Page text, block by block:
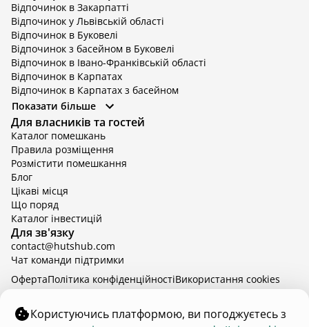
Відпочинок в Закарпатті
Відпочинок у Львівській області
Відпочинок в Буковелі
Відпочинок з басейном в Буковелі
Відпочинок в Івано-Франківській області
Відпочинок в Карпатах
Відпочинок в Карпатах з басейном
Відпочинок в Київській області
Відпочинок в Київській області з басейном
Відпочинок в Тернопільській області
Відпочинок у Вінницькій області
Відпочинок в Яремче
Відпочинок у Львівській області з басейном
Відпочинок з басейном в Тернопільській області
Показати більше
Для власників та гостей
Каталог помешкань
Правила розміщення
Розмістити помешкання
Блог
Цікаві місця
Що поряд
Каталог інвестицій
Для зв'язку
contact@hutshub.com
Чат команди підтримки
hutshub | ©2026
ОфертаПолітика конфіденційностіBикористання cookies
Користуючись платформою, ви погоджуєтесь з